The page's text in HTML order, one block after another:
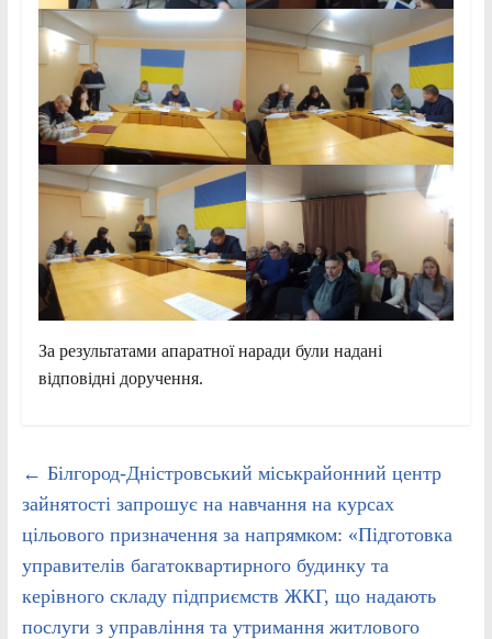
За результатами апаратної наради були надані
відповідні доручення.
← Білгород-Дністровський міськрайонний центр
зайнятості запрошує на навчання на курсах
цільового призначення за напрямком: «Підготовка
управителів багатоквартирного будинку та
керівного складу підприємств ЖКГ, що надають
послуги з управління та утримання житлового